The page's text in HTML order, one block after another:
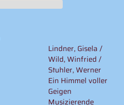
Lindner, Gisela /
Wild, Winfried /
Stuhler, Werner
Ein Himmel voller
Geigen
Musizierende